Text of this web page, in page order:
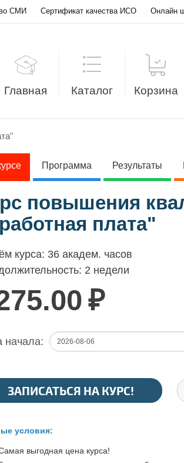
СМИ Сертификат качества ИСО Онлайн
Главная Каталог Корзина
Программа Результаты
повышения
плата"
курса: 36 академ. часов
2 недели
₽
начала:
ЗАПИСАТЬСЯ НА КУРС!
условия:
выгодная цена курса!